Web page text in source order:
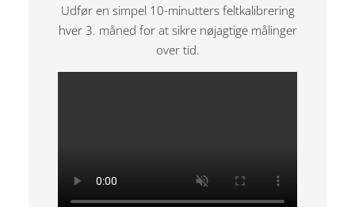
Udfør en simpel 10-minutters feltkalibrering
hver 3. måned for at sikre nøjagtige målinger
over tid.